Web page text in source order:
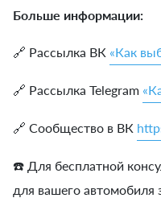
Больше информации:
🔗 Рассылка ВК «Как
🔗 Рассылка Telegram
🔗 Сообщество в ВК
☎️ Для бесплатной
для вашего автомобиля